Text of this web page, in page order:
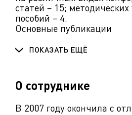
статей – 15;
пособий – 4.
Основные публикации
ПОКАЗАТЬ ЕЩЁ
О сотруднике
В 2007 году окончила с